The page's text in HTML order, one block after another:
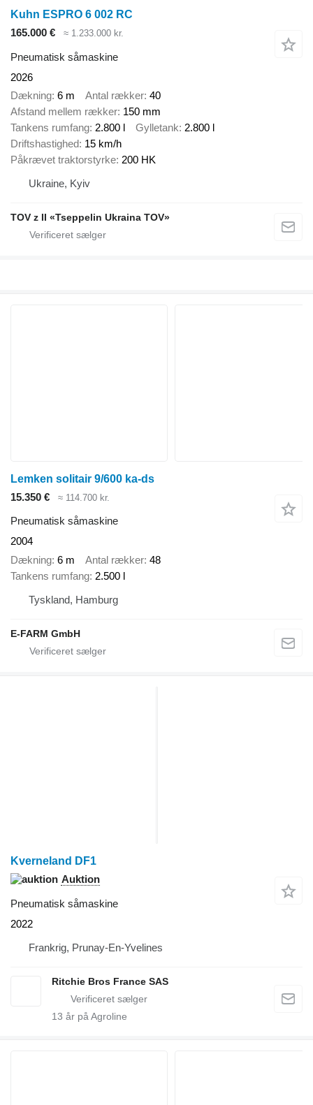
Kuhn ESPRO 6 002 RC
165.000 €
≈ 1.233.000 kr.
Pneumatisk såmaskine
2026
Dækning 6 m Antal rækker 40
Afstand mellem rækker 150 mm
Tankens rumfang 2.800 l Gylletank 2.800 l
Driftshastighed 15 km/h
Påkrævet traktorstyrke 200 HK
Ukraine, Kyiv
TOV z II «Tseppelin Ukraina TOV»
Lemken solitair 9/600 ka-ds
15.350 €
≈ 114.700 kr.
Pneumatisk såmaskine
2004
Dækning 6 m Antal rækker 48
Tankens rumfang 2.500 l
Tyskland, Hamburg
E-FARM GmbH
Kverneland DF1
Auktion
Pneumatisk såmaskine
2022
Frankrig, Prunay-En-Yvelines
Ritchie Bros France SAS
13 år på Agroline